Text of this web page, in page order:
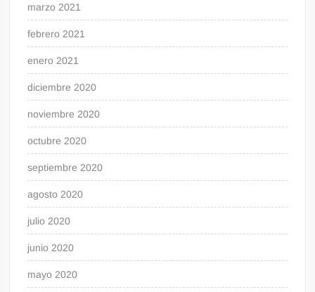
marzo 2021
febrero 2021
enero 2021
diciembre 2020
noviembre 2020
octubre 2020
septiembre 2020
agosto 2020
julio 2020
junio 2020
mayo 2020